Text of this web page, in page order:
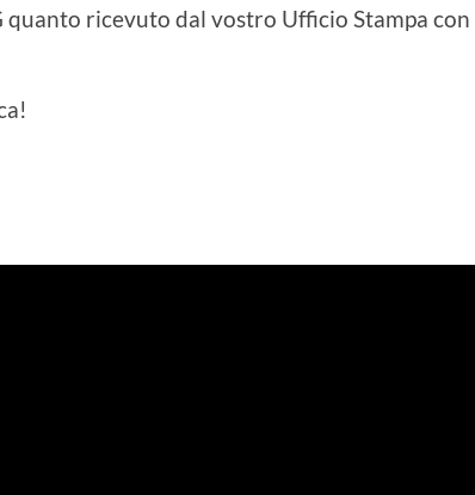
ricevuto dal vostro Ufficio Stampa con